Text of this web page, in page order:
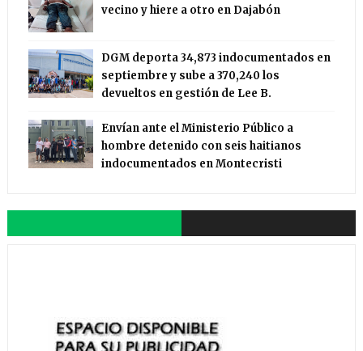
vecino y hiere a otro en Dajabón
DGM deporta 34,873 indocumentados en
septiembre y sube a 370,240 los
devueltos en gestión de Lee B.
Envían ante el Ministerio Público a
hombre detenido con seis haitianos
indocumentados en Montecristi